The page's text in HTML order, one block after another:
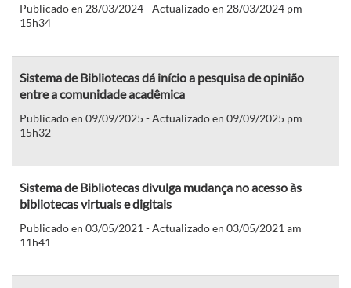
Publicado en 28/03/2024 - Actualizado en 28/03/2024 pm
15h34
Sistema de Bibliotecas dá início a pesquisa de opinião
entre a comunidade acadêmica
Publicado en 09/09/2025 - Actualizado en 09/09/2025 pm
15h32
Sistema de Bibliotecas divulga mudança no acesso às
bibliotecas virtuais e digitais
Publicado en 03/05/2021 - Actualizado en 03/05/2021 am
11h41